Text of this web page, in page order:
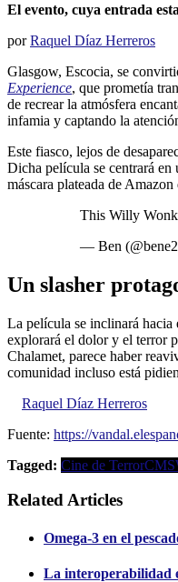
El evento, cuya entrada
porRaquel Díaz Herreros
Glasgow, Escocia, se
Experience, que prometía
de recrear la atmósfera
infamia y captando la
Este fiasco, lejos de
Dicha película se centrará en
máscara plateada de
This Willy
— Ben
Un slasher
La película se inclinará hacia
explorará el dolor y el terror
Chalamet, parece haber
comunidad incluso está
Raquel Díaz Herreros
Fuente: https://
Tagged: Cine de Terror
Related Articles
Omega-3 en el
La interoperabilidad